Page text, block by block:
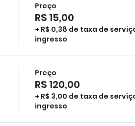
Preço
R$ 15,00
+ R$ 0,38 de taxa de
ingresso
Preço
R$ 120,00
+ R$ 3,00 de taxa de
ingresso